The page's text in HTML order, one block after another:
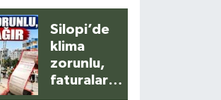
Silopi’de
klima
zorunlu,
faturalar